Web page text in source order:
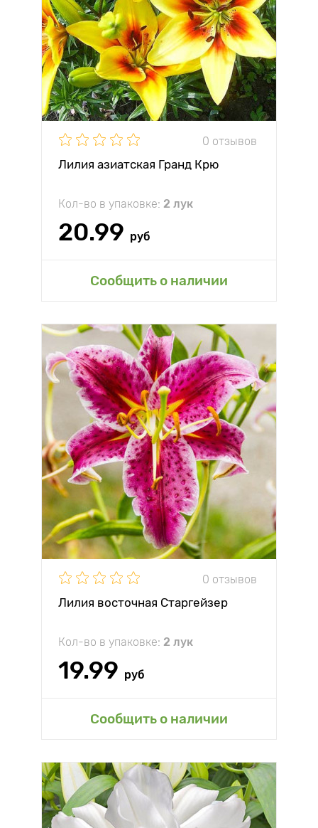
0 отзывов
Лилия азиатская Гранд Крю
Кол-во в упаковке: 2 лук
20.99 руб
Сообщить о наличии
0 отзывов
Лилия восточная Старгейзер
Кол-во в упаковке: 2 лук
19.99 руб
Сообщить о наличии